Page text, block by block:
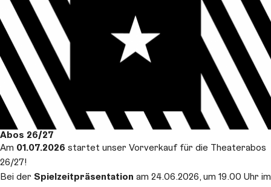
Abos 26/27
Am 01.07.2026 startet unser Vorverkauf für die Theaterabos
26/27!
Bei der Spielzeitpräsentation am 24.06.2026, um 19.00 Uhr im